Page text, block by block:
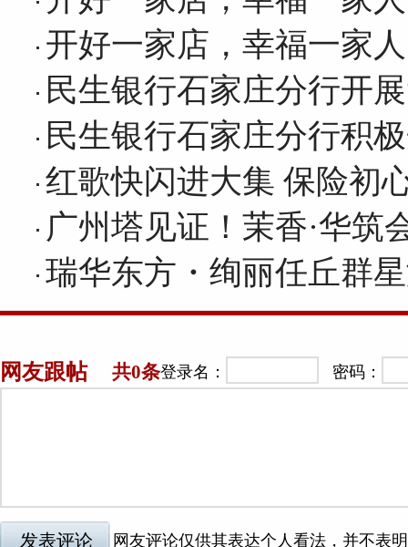
开好一家店，幸福一家
民生银行石家庄分行开
民生银行石家庄分行积
红歌快闪进大集 保险
广州塔见证！茉香·华筑
瑞华东方・绚丽任丘群